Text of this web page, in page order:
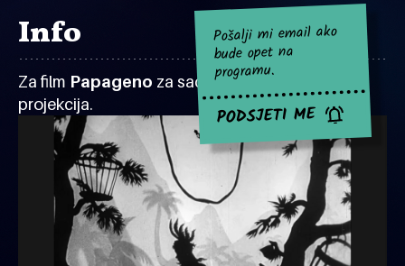
Info
Za film Papageno za sad nema najavljenih
projekcija.
Pošalji mi email ako
bude opet na
programu.
PODSJETI ME